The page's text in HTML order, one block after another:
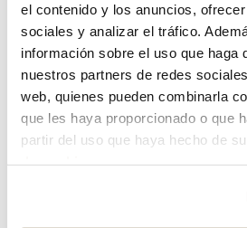
el contenido y los anuncios,
sociales y analizar el tráfico.
información sobre el uso que haga
nuestros partners de redes
web, quienes pueden combinarla
que les haya proporcionado o que
partir del uso que haya hecho de
¿Has olvidado tu contraseña?